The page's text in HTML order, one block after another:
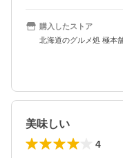
購入したストア
北海道のグルメ処 極本
美味しい
4